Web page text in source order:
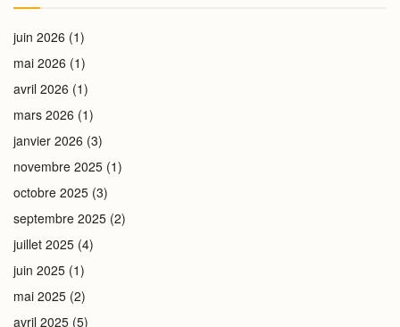
juin 2026 (1)
mai 2026 (1)
avril 2026 (1)
mars 2026 (1)
janvier 2026 (3)
novembre 2025 (1)
octobre 2025 (3)
septembre 2025 (2)
juillet 2025 (4)
juin 2025 (1)
mai 2025 (2)
avril 2025 (5)